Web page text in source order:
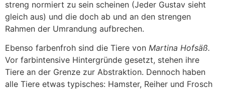
streng normiert zu sein scheinen (Jeder Gustav sieht
gleich aus) und die doch ab und an den strengen
Rahmen der Umrandung aufbrechen.
Ebenso farbenfroh sind die Tiere von Martina Hofsäß.
Vor farbintensive Hintergründe gesetzt, stehen ihre
Tiere an der Grenze zur Abstraktion. Dennoch haben
alle Tiere etwas typisches: Hamster, Reiher und Frosch